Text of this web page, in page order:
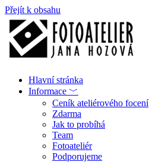
Přejít k obsahu
Hlavní stránka
Informace ﹀
Ceník ateliérového focení
Zdarma
Jak to probíhá
Team
Fotoateliér
Podporujeme